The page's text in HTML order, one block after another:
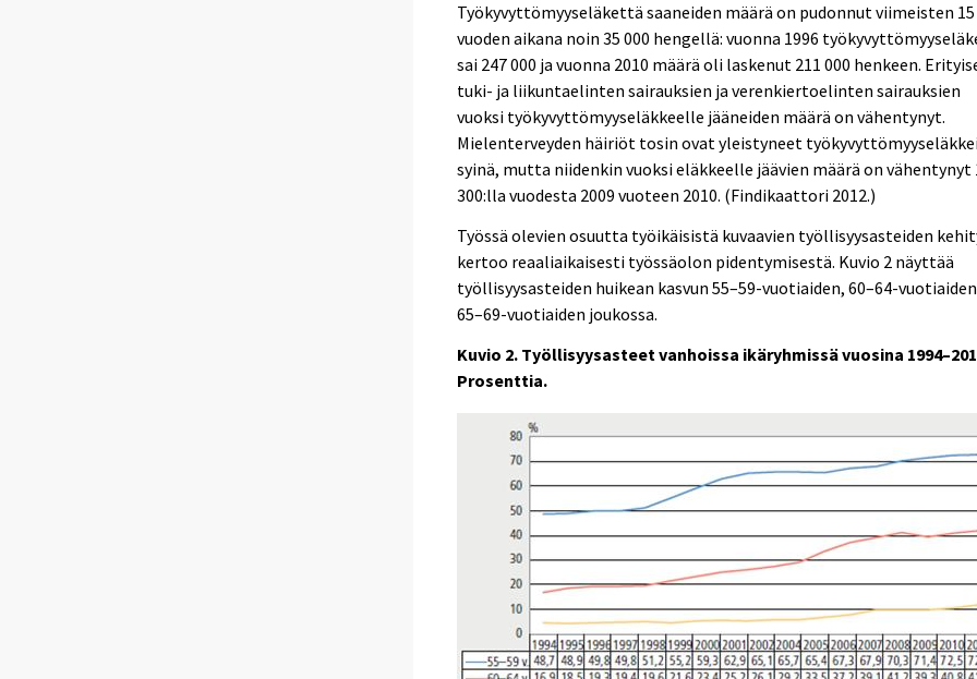
Työkyvyttömyyseläkettä saaneiden määrä on pudonnut viimeisten 15
vuoden aikana noin 35 000 hengellä: vuonna 1996
sai 247 000 ja vuonna 2010 määrä oli laskenut 211 000 henkeen.
tuki- ja liikuntaelinten sairauksien ja verenkiertoelinten sairauksien
vuoksi työkyvyttömyyseläkkeelle jääneiden määrä on vähentynyt.
Mielenterveyden häiriöt tosin ovat yleistyneet
syinä, mutta niidenkin vuoksi eläkkeelle jäävien määrä on vähentynyt
300:lla vuodesta 2009 vuoteen 2010. (Findikaattori 2012.)
Työssä olevien osuutta työikäisistä kuvaavien työllisyysasteiden
kertoo reaaliaikaisesti työssäolon pidentymisestä. Kuvio 2 näyttää
työllisyysasteiden huikean kasvun 55–59-vuotiaiden, 60–64-
65–69-vuotiaiden joukossa.
Kuvio 2. Työllisyysasteet vanhoissa ikäryhmissä vuosina
Prosenttia.